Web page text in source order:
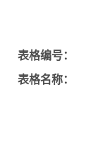
表格编号：
表格名称：